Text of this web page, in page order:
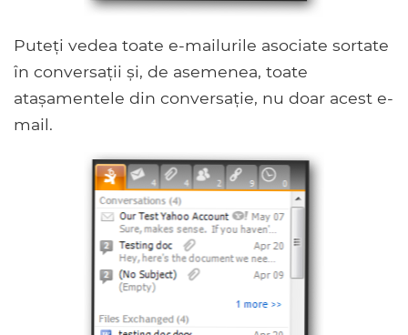
Puteți vedea toate e-mailurile asociate sortate
în conversații și, de asemenea, toate
atașamentele din conversație, nu doar acest e-
mail.